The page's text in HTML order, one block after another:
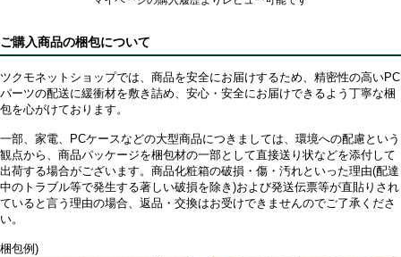
ご購入商品の梱包について
ツクモネットショップでは、商品を安全にお届けするため、精密性の高いPC
パーツの配送に緩衝材を敷き詰め、安心・安全にお届けできるよう丁寧な梱
包を心がけております。
一部、家電、PCケースなどの大型商品につきましては、環境への配慮という
観点から、商品パッケージを梱包材の一部として直接送り状などを添付して
出荷する場合がございます。商品化粧箱の破損・傷・汚れといった理由(配達
中のトラブル等で発生する著しい破損を除き)および発送伝票等が直貼りされ
ていると言う理由の場合、返品・交換はお受けできませんのでご了承くださ
い。
梱包例)